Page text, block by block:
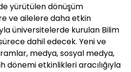
yürütülen dönüşüm
ve ailelere daha etkin
üniversitelerde kurulan Bilim
dahil edecek. Yeni ve
medya, sosyal medya,
etkinlikleri aracılığıyla